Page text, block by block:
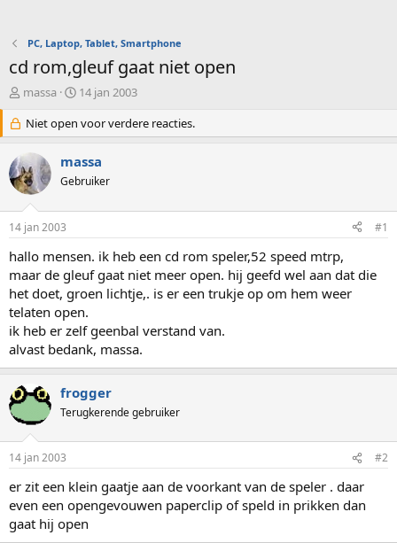
PC, Laptop, Tablet, Smartphone
cd rom,gleuf gaat niet open
O
d
e
r
w
e
p
s
t
a
r
t
e
r
massa
S
a
r
d
a
m
14 jan 2003
Niet open voor verdere reacties.
massa
Gebruiker
14 jan 2003 #1
hallo mensen. ik heb een cd rom speler,52 speed mtrp,
maar de gleuf gaat niet meer open. hij geefd wel aan dat die
het doet, groen lichtje,. is er een trukje op om hem weer
telaten open.
ik heb er zelf geenbal verstand van.
alvast bedank, massa.
frogger
Terugkerende gebruiker
14 jan 2003 #2
er zit een klein gaatje aan de voorkant van de speler . daar
even een opengevouwen paperclip of speld in prikken dan
gaat hij open